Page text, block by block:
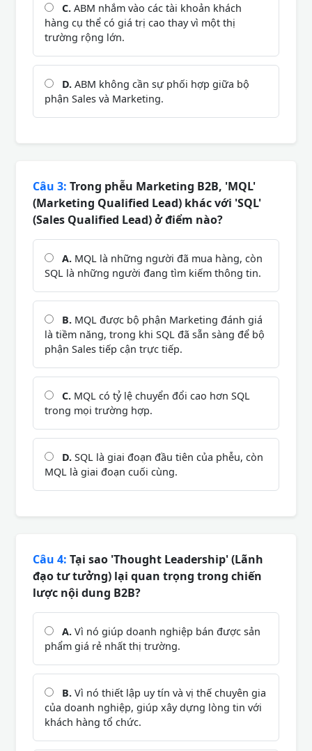
C. ABM nhắm vào các tài khoản khách
hàng cụ thể có giá trị cao thay vì một thị
trường rộng lớn.
D. ABM không cần sự phối hợp giữa bộ
phận Sales và Marketing.
Câu 3: Trong phễu Marketing B2B, 'MQL'
(Marketing Qualified Lead) khác với 'SQL'
(Sales Qualified Lead) ở điểm nào?
A. MQL là những người đã mua hàng, còn
SQL là những người đang tìm kiếm thông tin.
B. MQL được bộ phận Marketing đánh giá
là tiềm năng, trong khi SQL đã sẵn sàng để bộ
phận Sales tiếp cận trực tiếp.
C. MQL có tỷ lệ chuyển đổi cao hơn SQL
trong mọi trường hợp.
D. SQL là giai đoạn đầu tiên của phễu, còn
MQL là giai đoạn cuối cùng.
Câu 4: Tại sao 'Thought Leadership' (Lãnh
đạo tư tưởng) lại quan trọng trong chiến
lược nội dung B2B?
A. Vì nó giúp doanh nghiệp bán được sản
phẩm giá rẻ nhất thị trường.
B. Vì nó thiết lập uy tín và vị thế chuyên gia
của doanh nghiệp, giúp xây dựng lòng tin với
khách hàng tổ chức.